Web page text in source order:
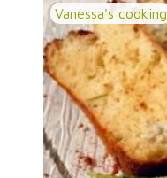
Vanessa's cooking